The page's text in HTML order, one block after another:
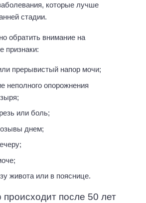
которые лучше
стадии.
обратить внимание на
признаки:
прерывистый напор мочи;
неполного опорожнения
или боль;
днем;
живота или в пояснице.
после 50 лет